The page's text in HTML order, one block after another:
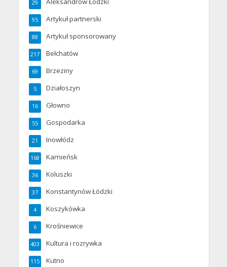
29
Artykuł partnerski
95
Artykuł sponsorowany
88
Bełchatów
217
Brzeziny
69
Działoszyn
5
Głowno
16
Gospodarka
55
Inowłódz
21
Kamieńsk
168
Koluszki
36
Konstantynów Łódzki
37
Koszykówka
4
Krośniewice
6
Kultura i rozrywka
403
Kutno
115